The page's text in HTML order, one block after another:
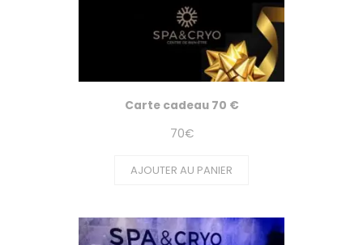
Carte cadeau 70 €
70€
AJOUTER AU PANIER